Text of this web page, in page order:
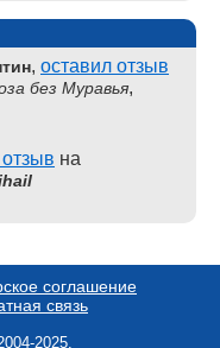
, оставил отзыв
без Муравья,
на
соглашение
связь
2025.